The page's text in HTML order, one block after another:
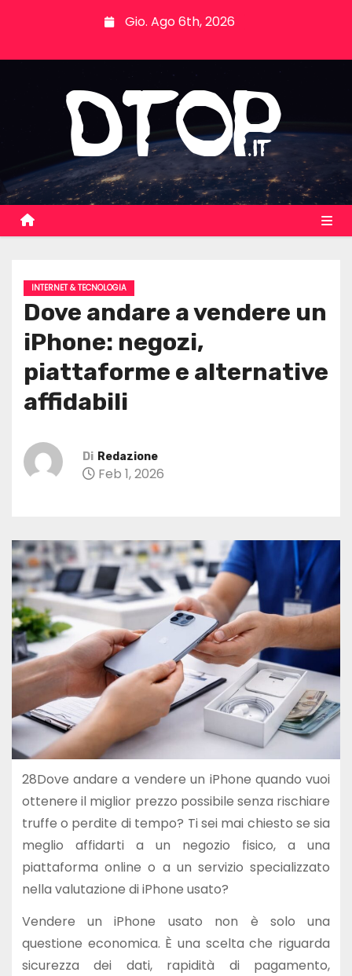
n
t
Gio. Ago 6th, 2026
INTERNET & TECNOLOGIA
Dove andare a vendere un
iPhone: negozi,
piattaforme e alternative
affidabili
Di Redazione
Feb 1, 2026
28Dove andare a vendere un iPhone quando vuoi
ottenere il miglior prezzo possibile senza rischiare
truffe o perdite di tempo? Ti sei mai chiesto se sia
meglio affidarti a un negozio fisico, a una
piattaforma online o a un servizio specializzato
nella valutazione di iPhone usato?
Vendere un iPhone usato non è solo una
questione economica. È una scelta che riguarda
sicurezza dei dati, rapidità di pagamento,